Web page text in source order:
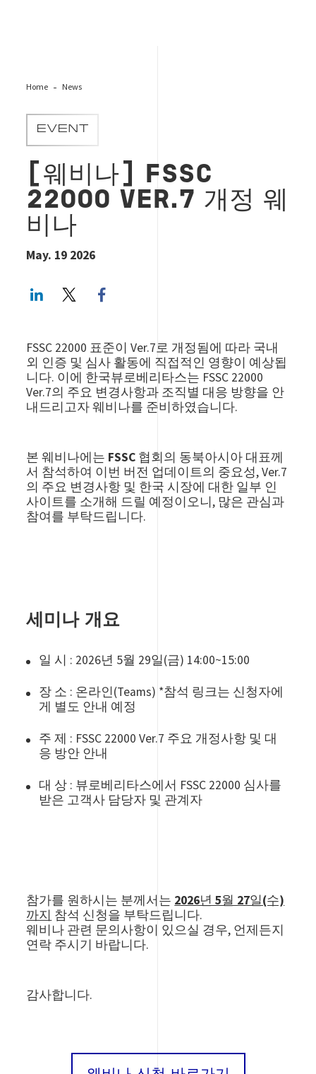
Home News
EVENT
[웨비나] FSSC
22000 VER.7 개정 웨
비나
May. 19 2026
LinkedInTwitter
FSSC 22000 표준이 Ver.7로 개정됨에 따라 국내
외 인증 및 심사 활동에 직접적인 영향이 예상됩
니다. 이에 한국뷰로베리타스는 FSSC 22000
Ver.7의 주요 변경사항과 조직별 대응 방향을 안
내드리고자 웨비나를 준비하였습니다.
본 웨비나에는 FSSC 협회의 동북아시아 대표께
서 참석하여 이번 버전 업데이트의 중요성, Ver.7
의 주요 변경사항 및 한국 시장에 대한 일부 인
사이트를 소개해 드릴 예정이오니, 많은 관심과
참여를 부탁드립니다.
세미나 개요
일 시 : 2026년 5월 29일(금) 14:00~15:00
장 소 : 온라인(Teams) *참석 링크는 신청자에
게 별도 안내 예정
주 제 : FSSC 22000 Ver.7 주요 개정사항 및 대
응 방안 안내
대 상 : 뷰로베리타스에서 FSSC 22000 심사를
받은 고객사 담당자 및 관계자
참가를 원하시는 분께서는 2026년 5월 27일(수)
까지 참석 신청을 부탁드립니다.
웨비나 관련 문의사항이 있으실 경우, 언제든지
연락 주시기 바랍니다.
감사합니다.